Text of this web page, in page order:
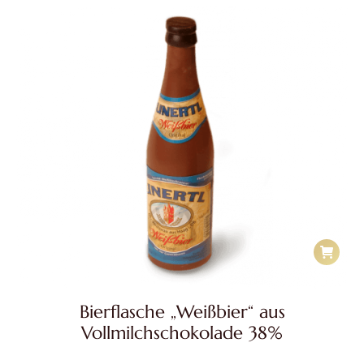
Bierflasche „Weißbier“ aus
Vollmilchschokolade 38%